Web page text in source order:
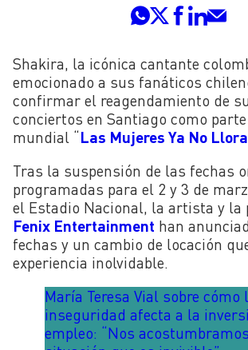
Shakira, la icónica cantante
emocionado a sus fanáticos
confirmar el reagendamiento de
conciertos en Santiago como
mundial “Las Mujeres Ya No
Tras la suspensión de las fechas
programadas para el 2 y 3 de
el Estadio Nacional, la artista y la
Fenix Entertainment han
fechas y un cambio de locación
experiencia inolvidable.
María Teresa Vial sobre cómo
inseguridad afecta a la
empleo: “Nos